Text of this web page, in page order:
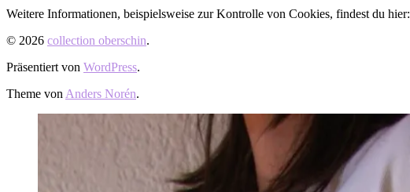
Weitere Informationen, beispielsweise zur Kontrolle von Cookies, findest du hier:
© 2026 collection oberschin.
Präsentiert von WordPress.
Theme vonAnders Norén.